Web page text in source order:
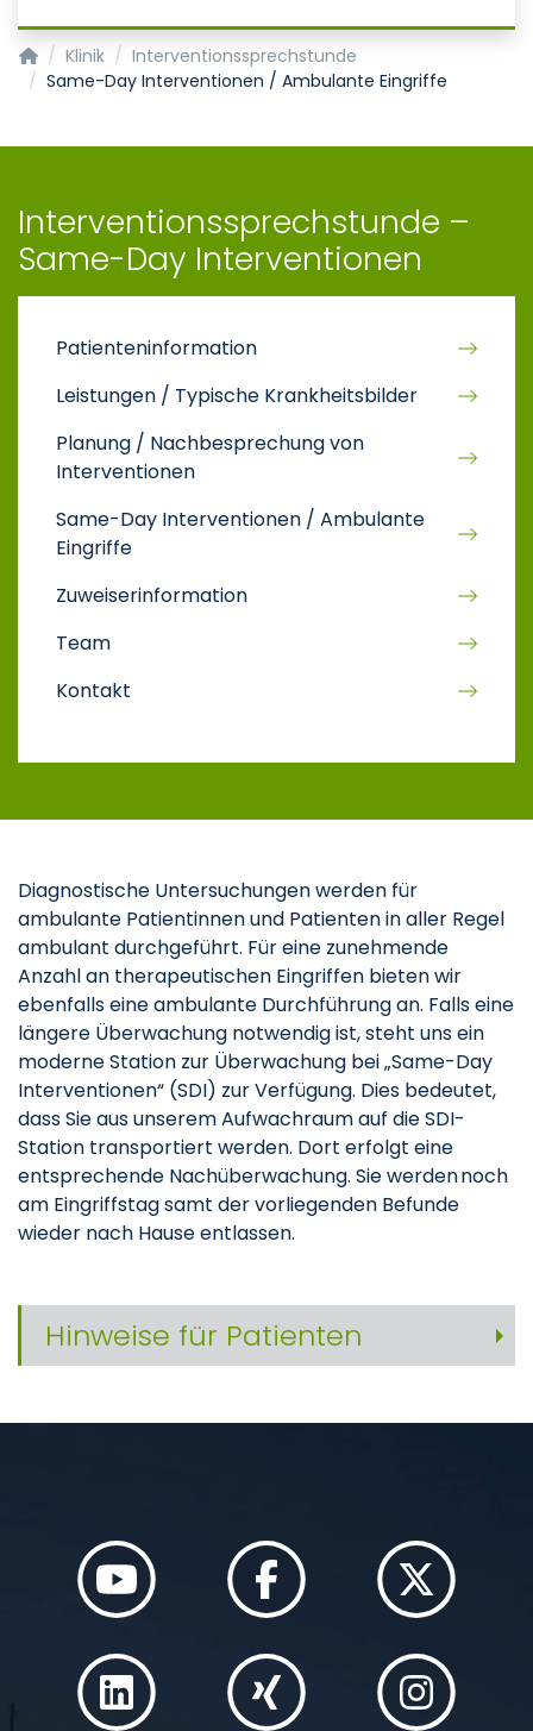
Klinik für Gastroenterologie, Stoffwechselerkrankungen
Klinik
Interventionssprechstunde
Same-Day Interventionen / Ambulante Eingriffe
Interventionssprechstunde –
Same-Day Interventionen
Patienteninformation
Leistungen / Typische Krankheitsbilder
Planung / Nachbesprechung von
Interventionen
Same-Day Interventionen / Ambulante
Eingriffe
Zuweiserinformation
Team
Kontakt
Diagnostische Untersuchungen werden für
ambulante Patientinnen und Patienten in aller Regel
ambulant durchgeführt. Für eine zunehmende
Anzahl an therapeutischen Eingriffen bieten wir
ebenfalls eine ambulante Durchführung an. Falls eine
längere Überwachung notwendig ist, steht uns ein
moderne Station zur Überwachung bei „Same-Day
Interventionen“ (SDI) zur Verfügung. Dies bedeutet,
dass Sie aus unserem Aufwachraum auf die SDI-
Station transportiert werden. Dort erfolgt eine
entsprechende Nachüberwachung. Sie werden noch
am Eingriffstag samt der vorliegenden Befunde
wieder nach Hause entlassen.
Hinweise für Patienten